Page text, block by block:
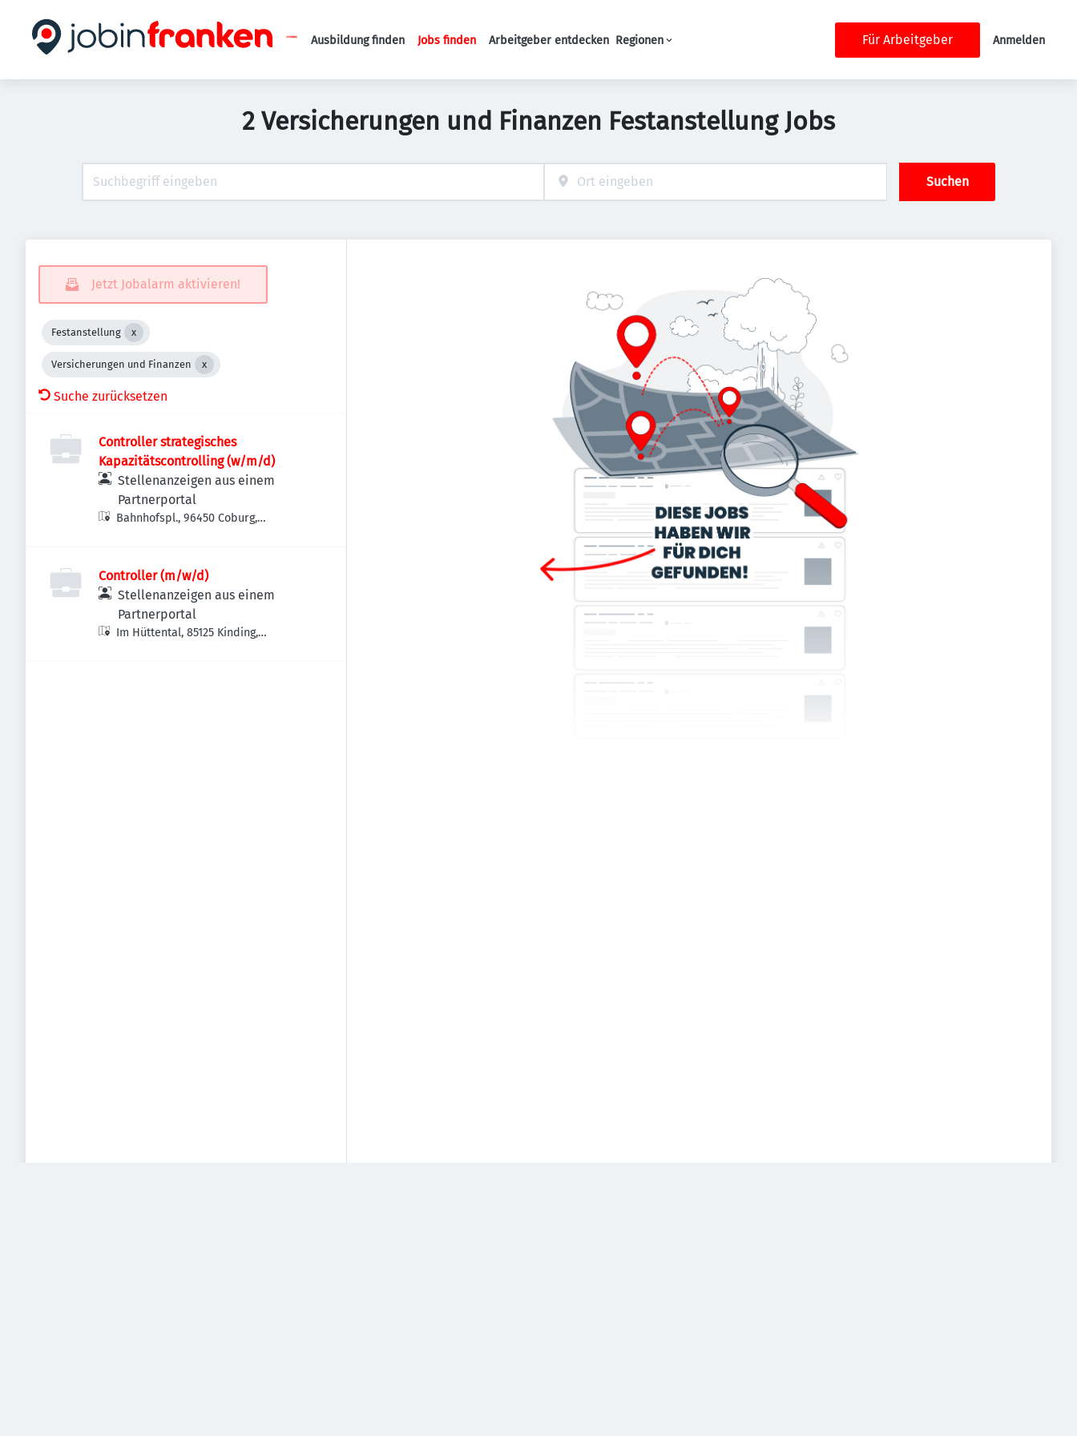
Haupt-Navigation
Ausbildung finden Jobs finden Arbeitgeber entdecken Regionen Für Arbeitgeber Anmelden
2 Versicherungen und Finanzen Festanstellung Jobs
Suchen
Jetzt Jobalarm aktivieren!
Festanstellung
Versicherungen und Finanzen
Suche zurücksetzen
Controller strategisches
Kapazitätscontrolling (w/m/d)
Stellenanzeigen aus einem
Partnerportal
Bahnhofspl., 96450 Coburg,
Controller (m/w/d)
Stellenanzeigen aus einem
Partnerportal
Im Hüttental, 85125 Kinding,